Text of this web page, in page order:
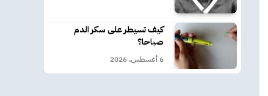
كيف تسيطر على سكر الدم
صباحا؟
6 أغسطس، 2026